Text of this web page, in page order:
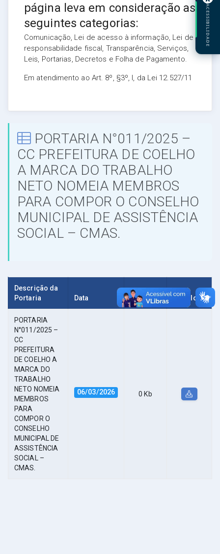
página leva em consideração as
seguintes categorias:
Comunicação, Lei de acesso à informação, Lei de
responsabilidade fiscal, Transparência, Serviços,
Leis, Portarias, Decretos e Folha de Pagamento.
Em atendimento ao Art. 8º, §3º, I, da Lei 12.527/11
PORTARIA N°011/2025 –
СС PREFEITURA DE COELHO
A MARCA DO TRABALHO
NETO NOMEIA MEMBROS
PARA COMPOR O CONSELHO
MUNICIPAL DE ASSISTÊNCIA
SOCIAL – CMAS.
Descrição da
Portaria
Data Tamanho Download
PORTARIA
N°011/2025 –
СС
PREFEITURA
DE COELHO A
MARCA DO
TRABALHO
NETO NOMEIA
MEMBROS
PARA
COMPOR O
CONSELHO
MUNICIPAL DE
ASSISTÊNCIA
SOCIAL –
CMAS.
06/03/2026 0 Kb
ACESSIBILIDADE